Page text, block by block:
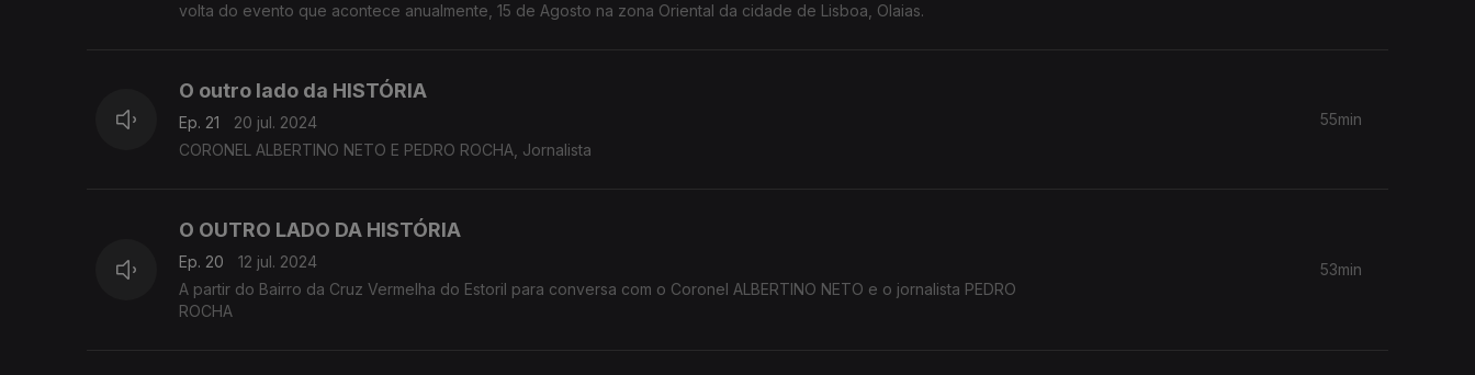
volta do evento que acontece anualmente, 15 de Agosto na zona Oriental da cidade de Lisboa, Olaias.
O outro lado da HISTÓRIA
Ep. 21
20 jul. 2024
CORONEL ALBERTINO NETO E PEDRO ROCHA, Jornalista
55min
O OUTRO LADO DA HISTÓRIA
Ep. 20
12 jul. 2024
A partir do Bairro da Cruz Vermelha do Estoril para conversa com o Coronel ALBERTINO NETO e o jornalista PEDRO
ROCHA
53min